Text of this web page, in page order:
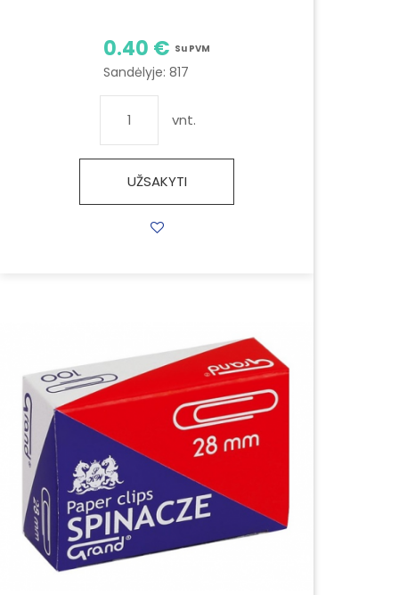
0.40 € Su PVM
Sandėlyje: 817
vnt.
UŽSAKYTI